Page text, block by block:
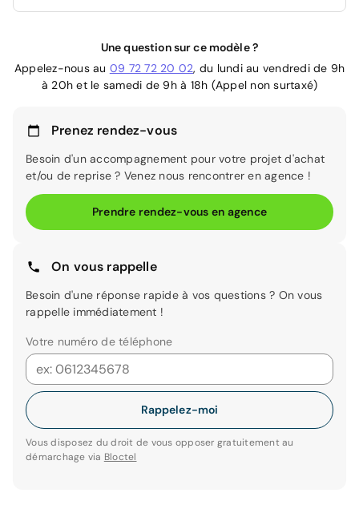
Une question sur ce modèle ?
Appelez-nous au 09 72 72 20 02, du lundi au vendredi de 9h
à 20h et le samedi de 9h à 18h (Appel non surtaxé)
Prenez rendez-vous
Besoin d'un accompagnement pour votre projet d'achat
et/ou de reprise ? Venez nous rencontrer en agence !
Prendre rendez-vous en agence
On vous rappelle
Besoin d'une réponse rapide à vos questions ? On vous
rappelle immédiatement !
Votre numéro de téléphone
Rappelez-moi
Vous disposez du droit de vous opposer gratuitement au
démarchage via Bloctel